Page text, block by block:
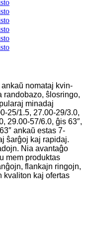
nomataj kvin-
randobazo, ŝlosringo,
minadaj
25/1.5, 27.00-29/3.0,
29.00-57/6.0, ĝis 63″,
ankaŭ estas 7-
ŝarĝoj kaj rapidaj.
Nia avantaĝo
mem produktas
flankajn ringojn,
kvaliton kaj ofertas